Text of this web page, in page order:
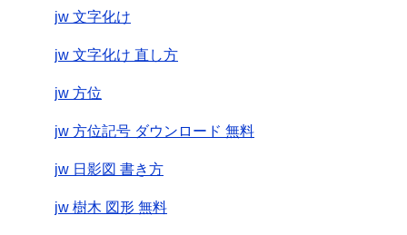
jw 文字化け
jw 文字化け 直し方
jw 方位
jw 方位記号 ダウンロード 無料
jw 日影図 書き方
jw 樹木 図形 無料